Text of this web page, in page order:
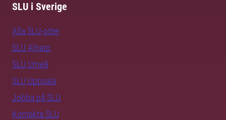
SLU i Sverige
Alla SLU-orter
SLU Alnarp
SLU Umeå
SLU Uppsala
Jobba på SLU
Kontakta SLU